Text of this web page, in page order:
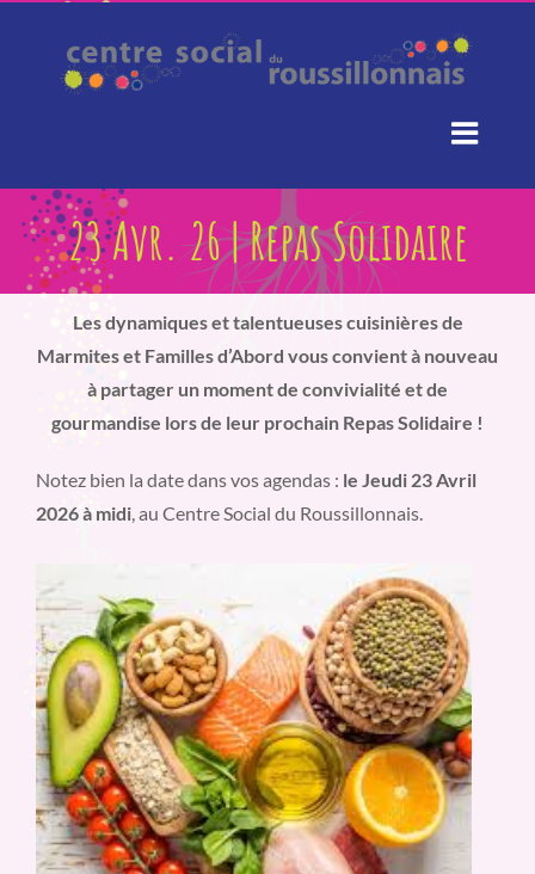
contenu
23 Avr. 26 | Repas Solidaire
Les dynamiques et talentueuses cuisinières de
Marmites et Familles d’Abord vous convient à nouveau
à partager un moment de convivialité et de
gourmandise lors de leur prochain Repas Solidaire !
Notez bien la date dans vos agendas : le Jeudi 23Avril
2026à midi, au Centre Social du Roussillonnais.